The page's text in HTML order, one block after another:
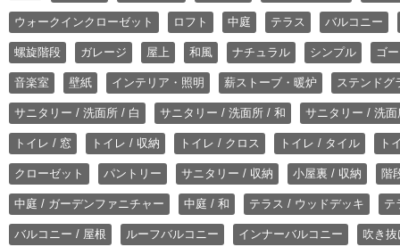
ウォークインクローゼット ロフト 中庭 テラス バルコニー
螺旋階段 ガレージ 屋上 和風 ナチュラル シンプル ゴ
音楽室 壁紙 インテリア・照明 薪ストーブ・暖炉 ステンドグ
サニタリー / 洗面所 / 白 サニタリー / 洗面所 / 和 サニタリー / 洗
トイレ / 窓 トイレ / 収納 トイレ / クロス トイレ / タイル ト
クローゼット パントリー サニタリー / 収納 小屋裏 / 収納 階
中庭 / ガーデンファニチャー 中庭 / 和 テラス / ウッドデッキ テ
バルコニー / 屋根 ルーフバルコニー インナーバルコニー 吹き